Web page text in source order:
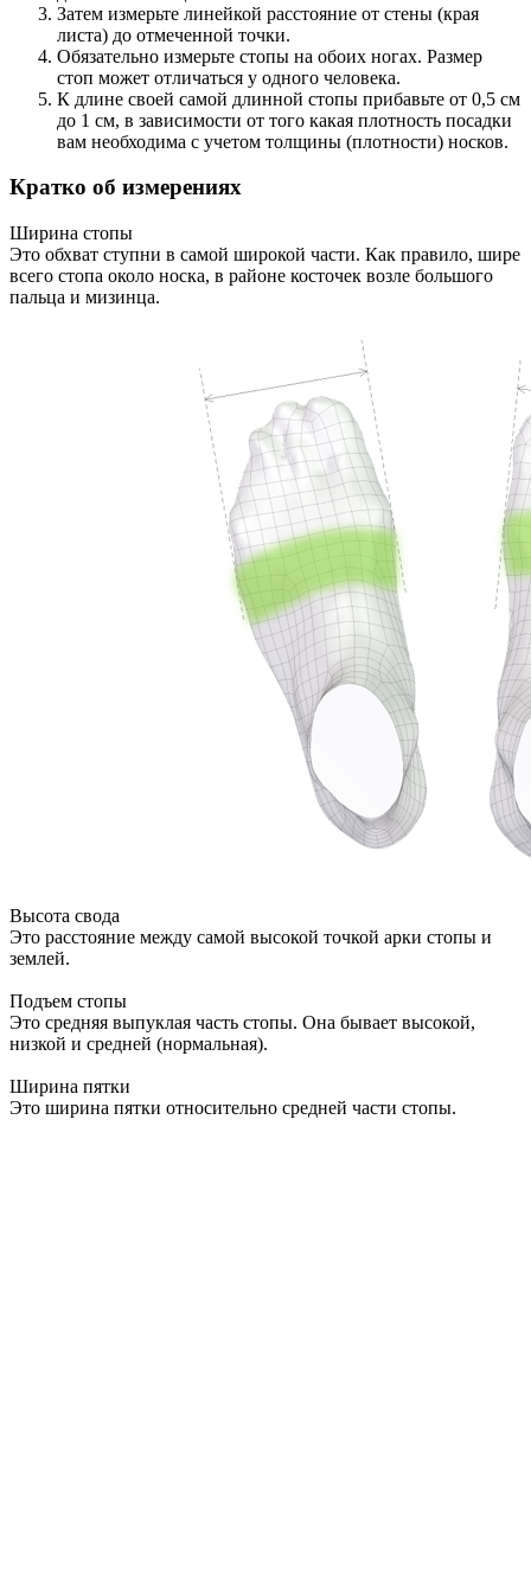
Затем измерьте линейкой расстояние от стены (края
листа) до отмеченной точки.
Обязательно измерьте стопы на обоих ногах. Размер
стоп может отличаться у одного человека.
К длине своей самой длинной стопы прибавьте от 0,5 см
до 1 см, в зависимости от того какая плотность посадки
вам необходима с учетом толщины (плотности) носков.
Кратко об измерениях
Ширина стопы
Это обхват ступни в самой широкой части. Как правило, шире
всего стопа около носка, в районе косточек возле большого
пальца и мизинца.
Высота свода
Это расстояние между самой высокой точкой арки стопы и
землей.
Подъем стопы
Это средняя выпуклая часть стопы. Она бывает высокой,
низкой и средней (нормальная).
Ширина пятки
Это ширина пятки относительно средней части стопы.